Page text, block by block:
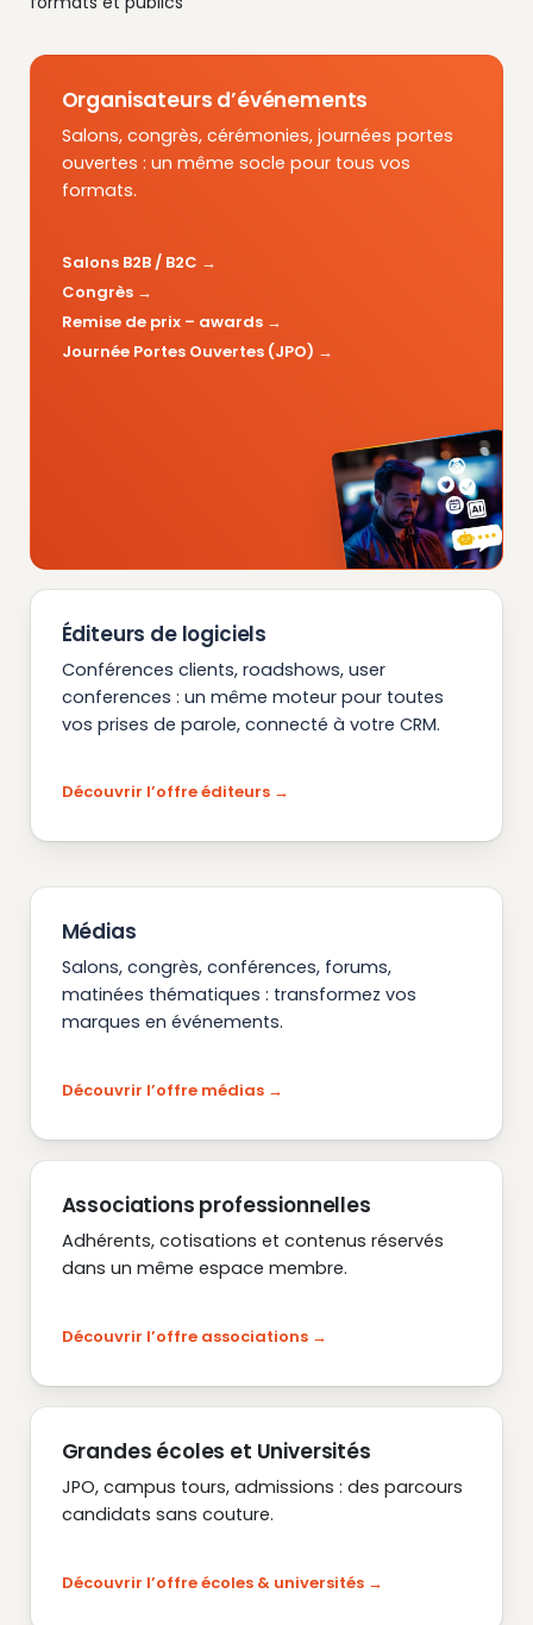
Organisateurs d’événements
Salons, congrès, cérémonies, journées portes
ouvertes : un même socle pour tous vos
formats.
Salons B2B / B2C
Congrès
Remise de prix – awards
Journée Portes Ouvertes (JPO)
Éditeurs de logiciels
Conférences clients, roadshows, user
conferences : un même moteur pour toutes
vos prises de parole, connecté à votre CRM.
Découvrir l’offre éditeurs
Médias
Salons, congrès, conférences, forums,
matinées thématiques : transformez vos
marques en événements.
Découvrir l’offre médias
Associations professionnelles
Adhérents, cotisations et contenus réservés
dans un même espace membre.
Découvrir l’offre associations
Grandes écoles et Universités
JPO, campus tours, admissions : des parcours
candidats sans couture.
Découvrir l’offre écoles & universités